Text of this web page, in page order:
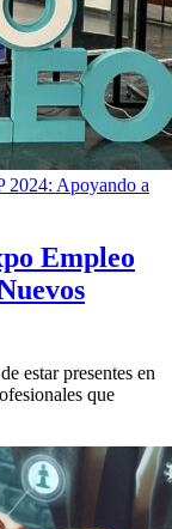
2024: Apoyando a
Empleo
estar presentes en
que